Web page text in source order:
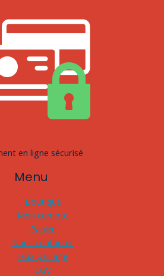
en ligne sécurisé
Menu
Boutique
Mon compte
Panier
Nous contacter
Jeux par âge
CGV